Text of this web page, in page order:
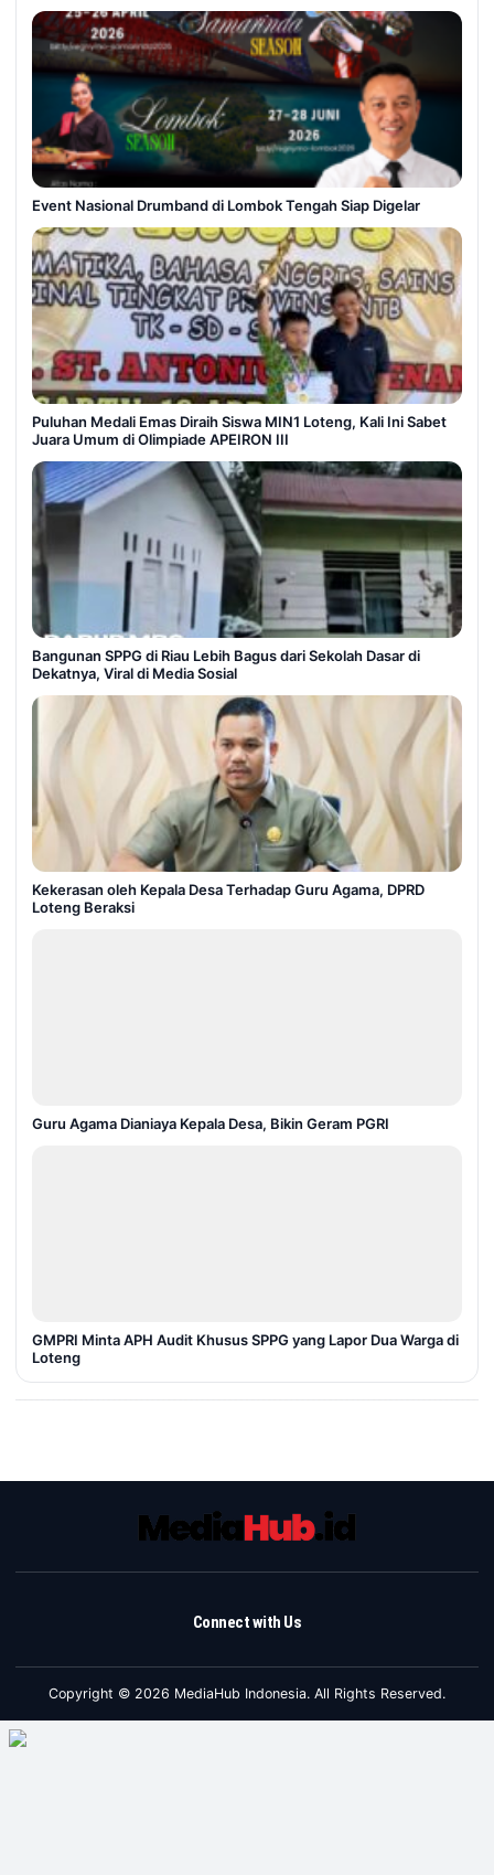
Event Nasional Drumband di Lombok Tengah Siap Digelar
Puluhan Medali Emas Diraih Siswa MIN1 Loteng, Kali Ini Sabet
Juara Umum di Olimpiade APEIRON III
Bangunan SPPG di Riau Lebih Bagus dari Sekolah Dasar di
Dekatnya, Viral di Media Sosial
Kekerasan oleh Kepala Desa Terhadap Guru Agama, DPRD
Loteng Beraksi
Guru Agama Dianiaya Kepala Desa, Bikin Geram PGRI
GMPRI Minta APH Audit Khusus SPPG yang Lapor Dua Warga di
Loteng
Connect with Us
Copyright © 2026 MediaHub Indonesia. All Rights Reserved.